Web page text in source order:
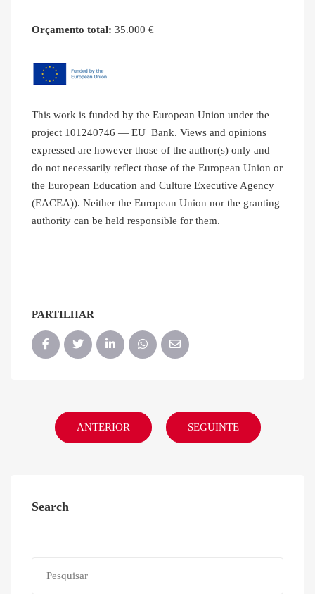
Orçamento total: 35.000 €
This work is funded by the European Union under the
project 101240746 — EU_Bank. Views and opinions
expressed are however those of the author(s) only and
do not necessarily reflect those of the European Union or
the European Education and Culture Executive Agency
(EACEA)). Neither the European Union nor the granting
authority can be held responsible for them.
PARTILHAR
ANTERIOR SEGUINTE
Search